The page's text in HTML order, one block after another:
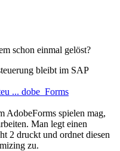
schon einmal gelöst?
bleibt im SAP
... dobe_Forms
AdobeForms spielen mag,
Man legt einen
2 druckt und ordnet diesen
zu.